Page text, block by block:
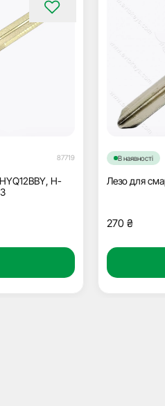
87719
H-
В наявності
Лезо для
270 ₴